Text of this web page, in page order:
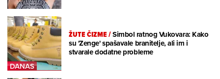
ŽUTE ČIZME/Simbol ratnog Vukovara: Kako
su 'Zenge' spašavale branitelje, ali im i
stvarale dodatne probleme